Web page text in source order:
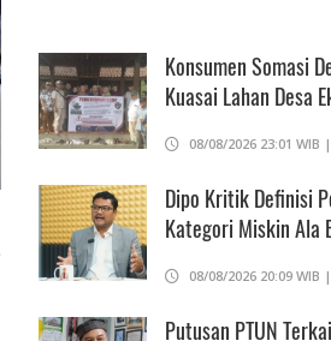
Konsumen Somasi
Kuasai Lahan Desa
08/08/2026 23:01 WIB
Dipo Kritik Definisi
Kategori Miskin Ala
08/08/2026 20:09 WIB
Putusan PTUN